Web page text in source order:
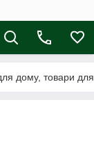
дому, товари для